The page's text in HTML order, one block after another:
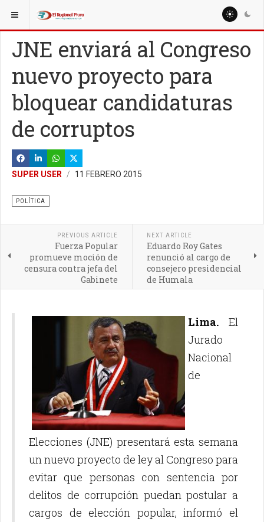
ESTÁ AQUÍ: NACIONALES
JNE enviará al Congreso
nuevo proyecto para
bloquear candidaturas
de corruptos
SUPER USER 11 FEBRERO 2015
POLÍTICA
PREVIOUS ARTICLE
Fuerza Popular
promueve moción de
censura contra jefa del
Gabinete
NEXT ARTICLE
Eduardo Roy Gates
renunció al cargo de
consejero presidencial
de Humala
Lima. El
Jurado
Nacional
de
Elecciones (JNE) presentará esta semana
un nuevo proyecto de ley al Congreso para
evitar que personas con sentencia por
delitos de corrupción puedan postular a
cargos de elección popular, informó el